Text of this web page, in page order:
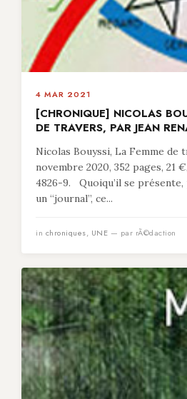
4 MAR 2021
[CHRONIQUE] NICOLAS
DE TRAVERS, PAR JEAN
Nicolas Bouyssi, La Femme de
novembre 2020, 352 pages, 21
4826-9. Quoiqu’il se présente,
un “journal”, ce...
in chroniques, UNE — par rÃ©daction